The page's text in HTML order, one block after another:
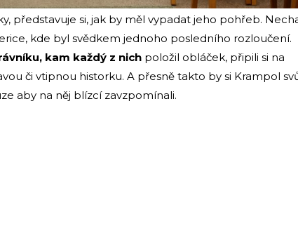
představuje si, jak by měl vypadat jeho pohřeb.
kde byl svědkem jednoho posledního rozloučení.
kam každý z nich položil obláček, připili si na
či vtipnou historku. A přesně takto by si Krampol
aby na něj blízcí zavzpomínali.